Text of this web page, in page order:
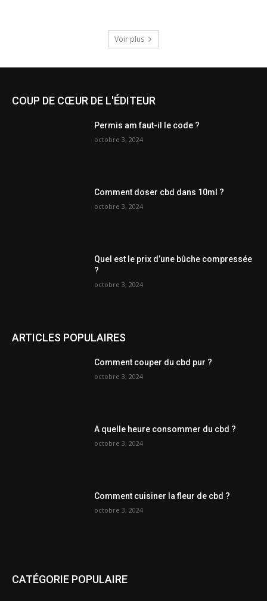
Voir plus
COUP DE CŒUR DE L'ÉDITEUR
Permis am faut-il le code ?
octobre 3, 2024
Comment doser cbd dans 10ml ?
octobre 3, 2024
Quel est le prix d’une bûche compressée
?
octobre 3, 2024
ARTICLES POPULAIRES
Comment couper du cbd pur ?
octobre 3, 2024
A quelle heure consommer du cbd ?
octobre 3, 2024
Comment cuisiner la fleur de cbd ?
octobre 3, 2024
CATÉGORIE POPULAIRE